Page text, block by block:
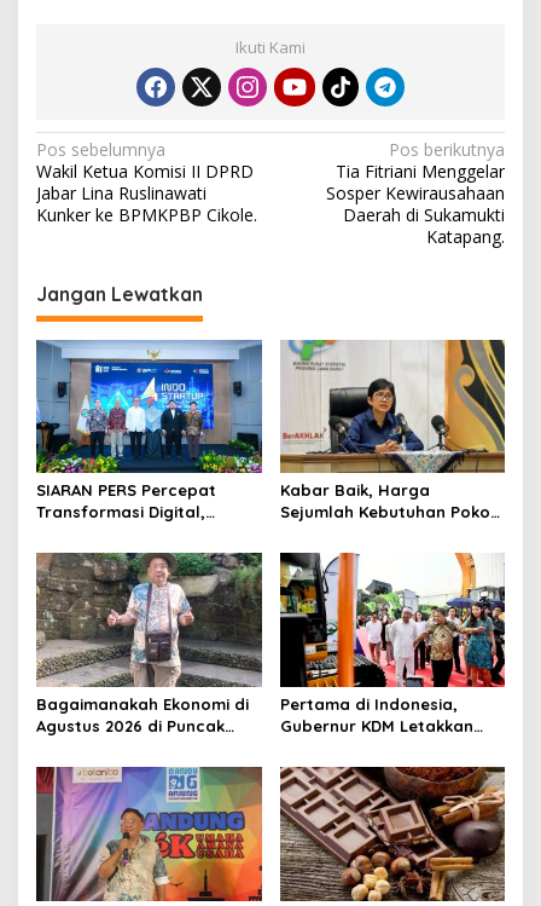
Ikuti Kami
N
a
v
g
a
s
i
p
o
s
Pos sebelumnya
Wakil Ketua Komisi II DPRD
Jabar Lina Ruslinawati
Kunker ke BPMKPBP Cikole.
Pos berikutnya
Tia Fitriani Menggelar
Sosper Kewirausahaan
Daerah di Sukamukti
Katapang.
Jangan Lewatkan
SIARAN PERS Percepat
Transformasi Digital,
Ekosistem Startup Nasional
Kabar Baik, Harga
Sejumlah Kebutuhan Pokok
0,05 Persen
Bagaimanakah Ekonomi di
Agustus 2026 di Puncak
Pertama di Indonesia,
Gubernur KDM Letakkan
Berat Elektrik di Karawang